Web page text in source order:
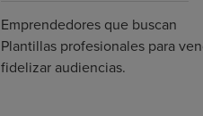
Emprendedores que buscan
Plantillas profesionales para
fidelizar audiencias.